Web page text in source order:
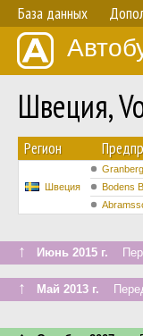
База данных
Швеция,
Регион
Швеция Bodens
↑ Июнь 2015 г.
↑ Май 2013 г.